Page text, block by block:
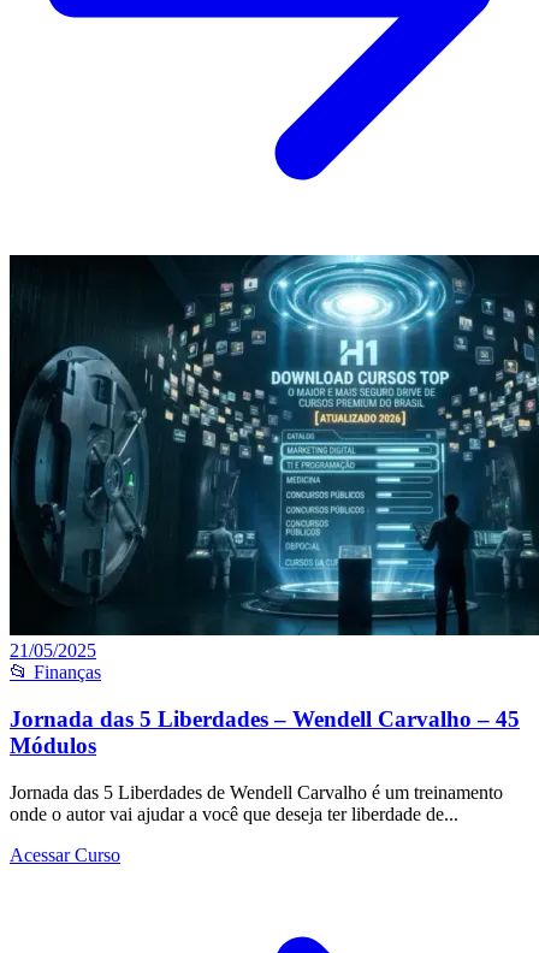
21/05/2025
📂 Finanças
Jornada das 5 Liberdades – Wendell Carvalho – 45
Módulos
Jornada das 5 Liberdades de Wendell Carvalho é um treinamento
onde o autor vai ajudar a você que deseja ter liberdade de...
Acessar Curso